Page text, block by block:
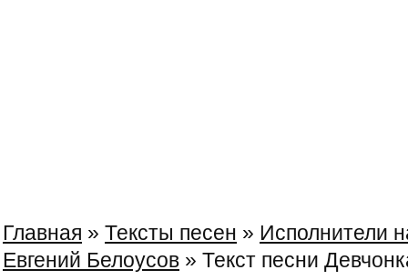
Главная » Тексты песен » Исполнители
Евгений Белоусов » Текст песни